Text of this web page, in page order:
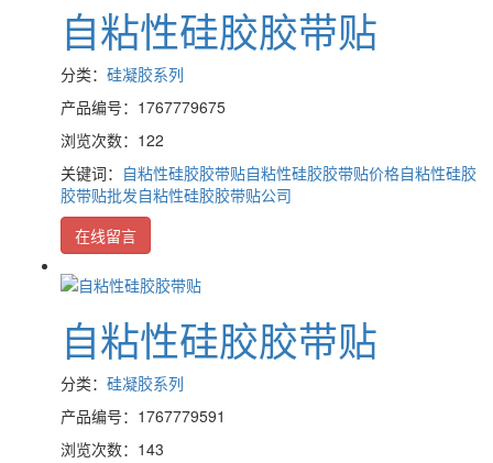
自粘性硅胶胶带贴
分类： 硅凝胶系列
产品编号：1767779675
浏览次数：122
关键词： 自粘性硅胶胶带贴自粘性硅胶胶带贴价格自粘性硅胶
胶带贴批发自粘性硅胶胶带贴公司
在线留言
自粘性硅胶胶带贴
分类： 硅凝胶系列
产品编号：1767779591
浏览次数：143